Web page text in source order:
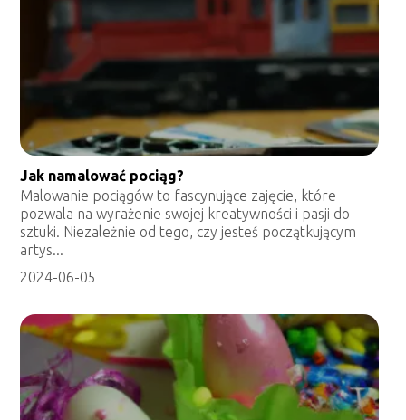
Jak namalować pociąg?
Malowanie pociągów to fascynujące zajęcie, które
pozwala na wyrażenie swojej kreatywności i pasji do
sztuki. Niezależnie od tego, czy jesteś początkującym
artys...
2024-06-05